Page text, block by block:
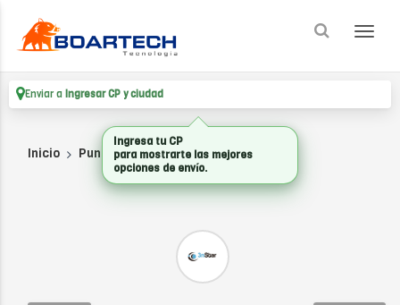
Enviar a Ingresar CP y ciudad
Inicio Punto De Venta PUNTOS DE VENTA
Ingresa tu CP
para mostrarte las mejores
opciones de envío.